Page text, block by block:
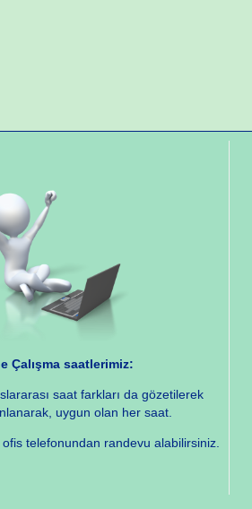
Çalışma saatlerimiz:
saat farkları da gözetilerek
uygun olan her saat.
ofis telefonundan randevu alabilirsiniz.